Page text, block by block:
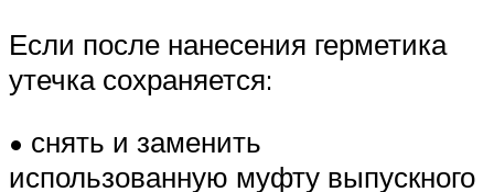
Если после нанесения герметика
утечка сохраняется:
• снять и заменить
использованную муфту выпускного